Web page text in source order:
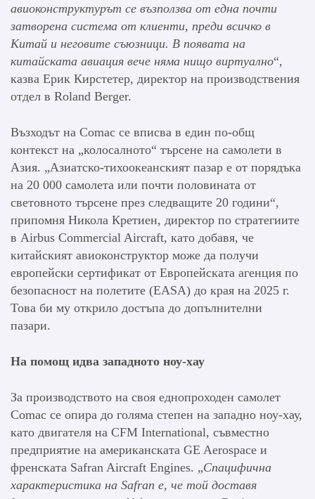
авиоконструктурът се възползва от една почти
затворена система от клиенти, преди всичко в
Китай и неговите съюзници. В появата на
китайската авиация вече няма нищо виртуално“,
казва Ерик Кирстетер, директор на производствения
отдел в Roland Berger.
Възходът на Comac се вписва в един по-общ
контекст на „колосалното“ търсене на самолети в
Азия. „Азиатско-тихоокеанският пазар е от порядъка
на 20 000 самолета или почти половината от
световното търсене през следващите 20 години“,
припомня Никола Кретиен, директор по стратегиите
в Airbus Commercial Aircraft, като добавя, че
китайският авиоконструктор може да получи
европейски сертификат от Европейската агенция по
безопасност на полетите (EASA) до края на 2025 г.
Това би му открило достъпа до допълнителни
пазари.
На помощ идва западното ноу-хау
За производството на своя еднопроходен самолет
Comac се опира до голяма степен на западно ноу-хау,
като двигателя на CFM International, съвместно
предприятие на американската GE Aerospace и
френската Safran Aircraft Engines. „Спацифична
характеристика на Safran е, че той доставя